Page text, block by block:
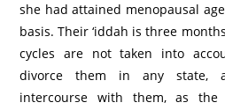
she had attained menopausal
basis. Their ‘iddah is three
cycles are not taken into
divorce them in any state,
intercourse with them, as the